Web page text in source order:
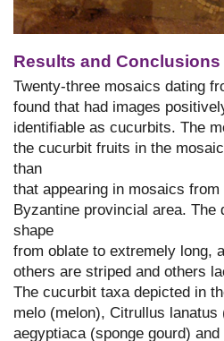
Twenty-three mosaics dating
found that had images
identifiable as cucurbits. The
the cucurbit fruits in the
than
that appearing in mosaics
Byzantine provincial area.
shape
from oblate to extremely long,
others are striped and others
The cucurbit taxa depicted in
melo (melon), Citrullus lanatus
aegyptiaca (sponge gourd)